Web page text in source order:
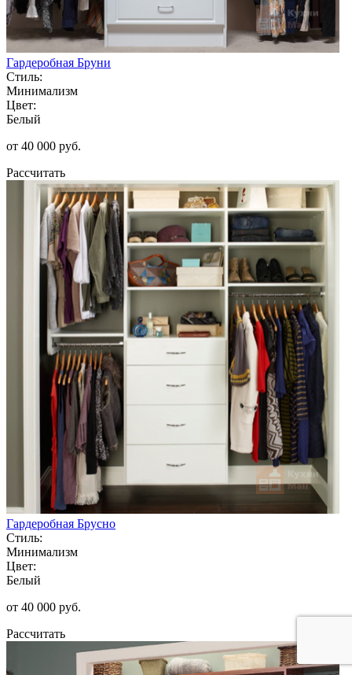
Гардеробная Бруни
Стиль:
Минимализм
Цвет:
Белый
от 40 000 руб.
Рассчитать
Гардеробная Брусно
Стиль:
Минимализм
Цвет:
Белый
от 40 000 руб.
Рассчитать